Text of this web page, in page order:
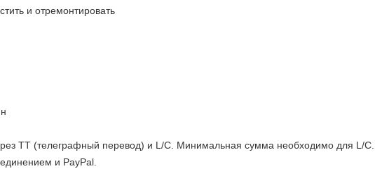
и отремонтировать
TT (телеграфный перевод) и L/C. Минимальная сумма необходимо для L/C.
и PayPal.